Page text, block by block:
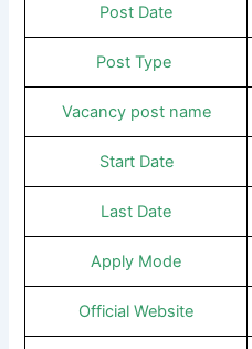
Post Date
Post Type
Vacancy post name
Start Date
Last Date
Apply Mode
Official Website